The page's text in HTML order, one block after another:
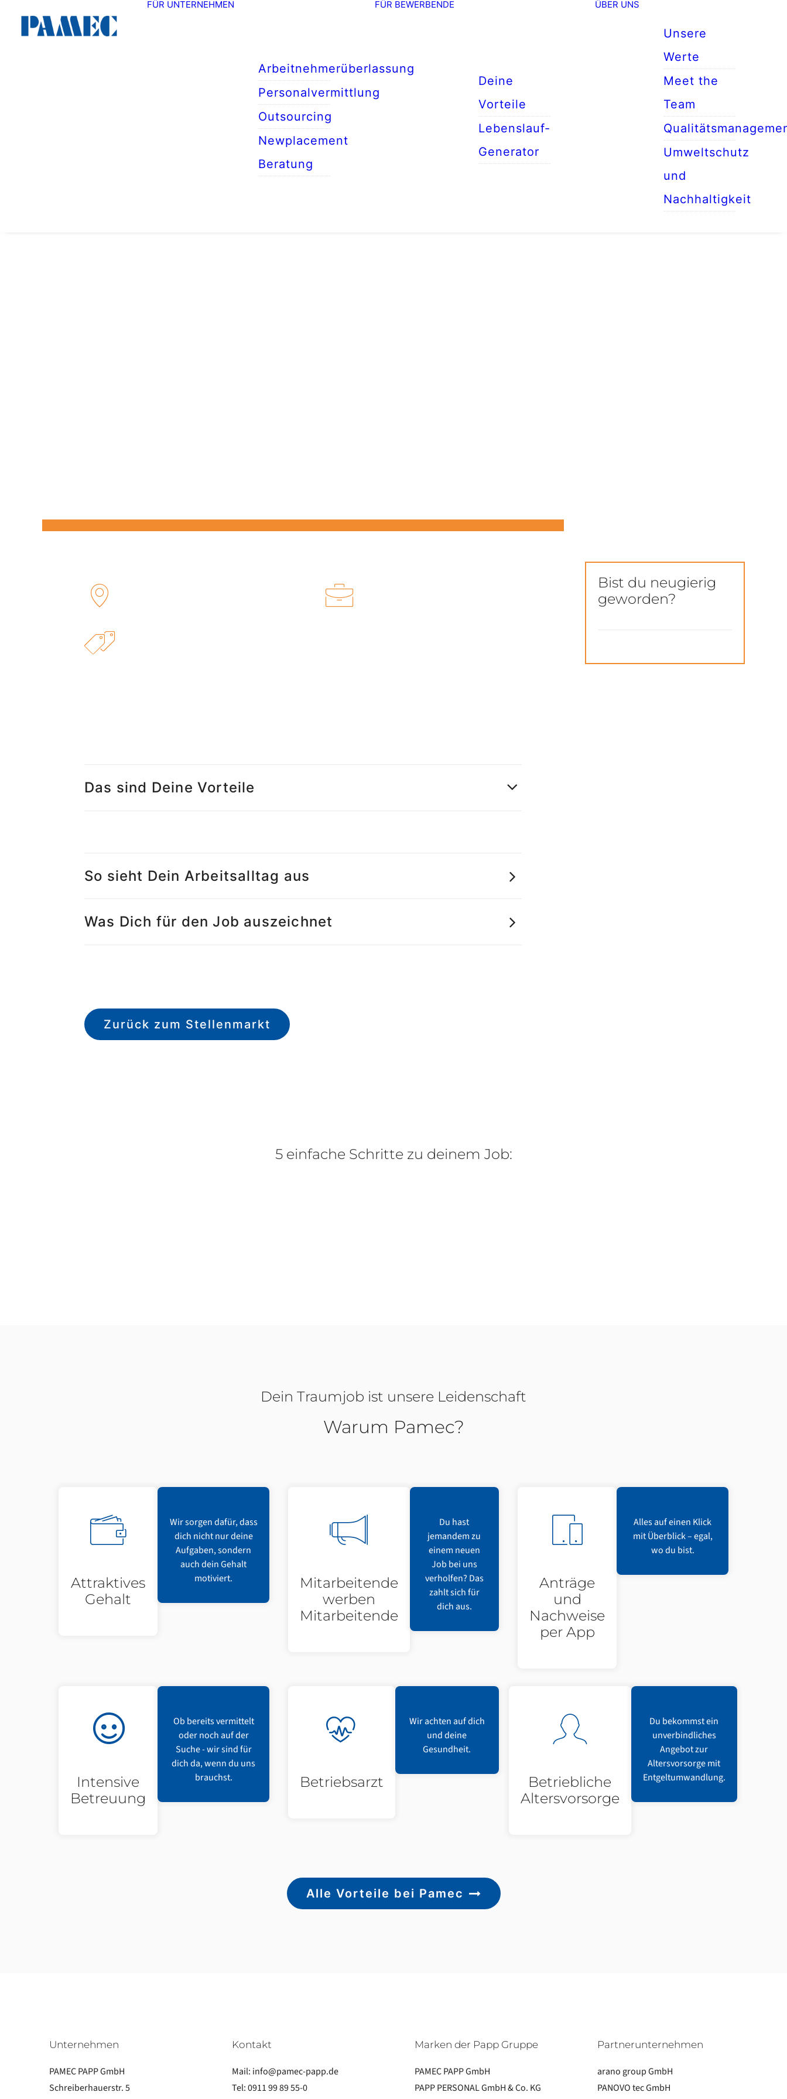
FÜR UNTERNEHMEN
Arbeitnehmerüberlassung
Personalvermittlung
Outsourcing
Newplacement
Beratung
FÜR BEWERBENDE
Deine
Vorteile
Lebenslauf-
Generator
ÜBER UNS
Unsere
Werte
Meet the
Team
Umweltschutz
und
Nachhaltigkeit
Das sind Deine Vorteile
So sieht Dein Arbeitsalltag aus
Was Dich für den Job auszeichnet
Zurück zum Stellenmarkt
Bist du neugierig
geworden?
5 einfache Schritte zu deinem Job:
Dein Traumjob ist unsere Leidenschaft
Warum Pamec?
Attraktives
Gehalt
Wir sorgen dafür, dass
dich nicht nur deine
Aufgaben, sondern
auch dein Gehalt
motiviert.
Mitarbeitende
werben
Mitarbeitende
Du hast
jemandem zu
einem neuen
Job bei uns
verholfen? Das
zahlt sich für
dich aus.
Anträge
und
Nachweise
per App
Alles auf einen Klick
mit Überblick – egal,
wo du bist.
Intensive
Betreuung
Ob bereits vermittelt
oder noch auf der
Suche - wir sind für
dich da, wenn du uns
brauchst.
Betriebsarzt
Wir achten auf dich
und deine
Gesundheit.
Betriebliche
Altersvorsorge
Du bekommst ein
unverbindliches
Angebot zur
Altersvorsorge mit
Entgeltumwandlung.
Alle Vorteile bei Pamec
Unternehmen
PAMEC PAPP GmbH
Schreiberhauerstr. 5
Kontakt
Mail: info@pamec-papp.de
Tel:0911 99 89 55-0
Marken der Papp Gruppe
PAMEC PAPP GmbH
PAPP PERSONAL GmbH & Co. KG
Partnerunternehmen
arano group GmbH
PANOVO tec GmbH